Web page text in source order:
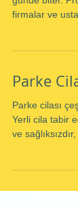
firmalar ve
Parke
Parke cilası
Yerli cila tabir
ve